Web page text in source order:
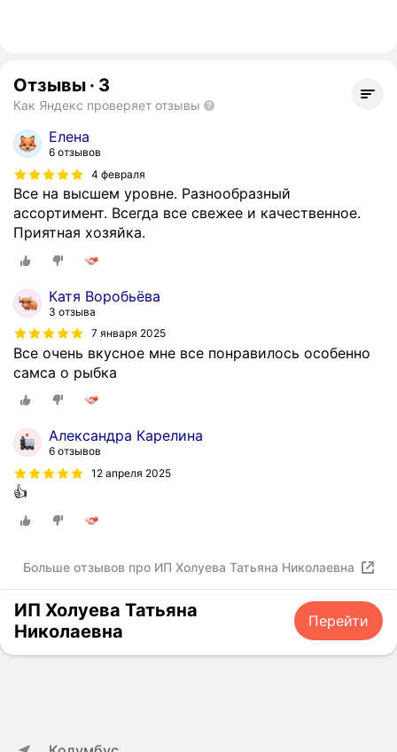
Отзывы · 3
Как Яндекс проверяет отзывы
Елена
6 отзывов
4 февраля
Все на высшем уровне. Разнообразный
ассортимент. Всегда все свежее и качественное.
Приятная хозяйка.
Катя Воробьёва
3 отзыва
7 января 2025
Все очень вкусное мне все понравилось особенно
самса о рыбка
Александра Карелина
6 отзывов
12 апреля 2025
👍
Больше отзывов про ИП Холуева Татьяна Николаевна
ИП Холуева Татьяна
Николаевна
Перейти